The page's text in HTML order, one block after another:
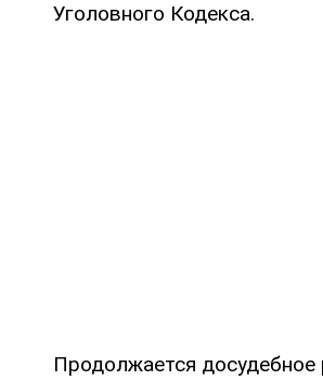
Уголовного Кодекса.
Продолжается досудебное